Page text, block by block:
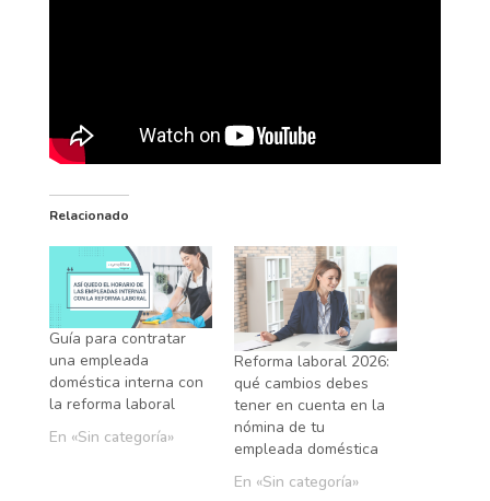
Relacionado
Guía para contratar
una empleada
doméstica interna con
la reforma laboral
En «Sin categoría»
Reforma laboral 2026:
qué cambios debes
tener en cuenta en la
nómina de tu
empleada doméstica
En «Sin categoría»